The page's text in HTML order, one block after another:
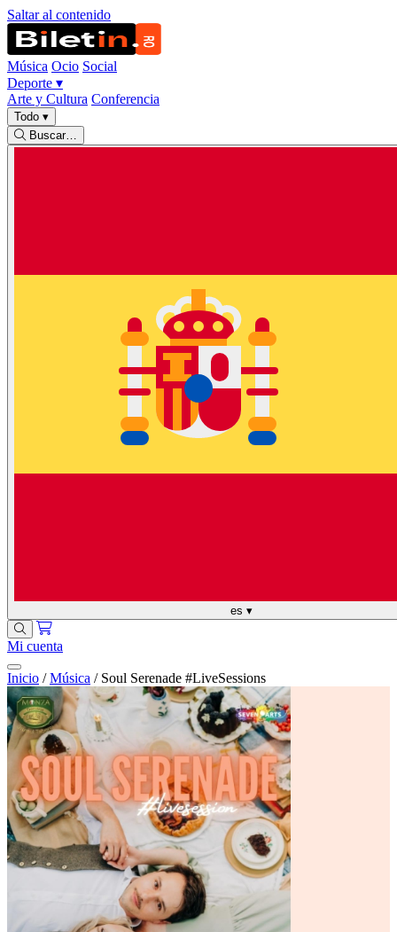
Saltar al contenido
Música Ocio Social
Deporte ▾
Arte y Cultura Conferencia
Todo ▾
Buscar…
es ▾
Mi cuenta
Inicio / Música / Soul Serenade #LiveSessions